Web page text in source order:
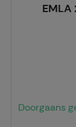
EMLA
Doorgaans